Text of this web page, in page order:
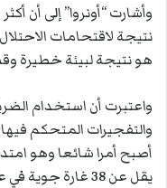
نتيجة لاقتحامات
هو نتيجة لبيئة خطيرة
واعتبرت أن استخدام
والتفجيرات المتحكم
أصبح أمرا شائعا وهو
يقل عن 38 غارة جوية في عام 2025 وحده.